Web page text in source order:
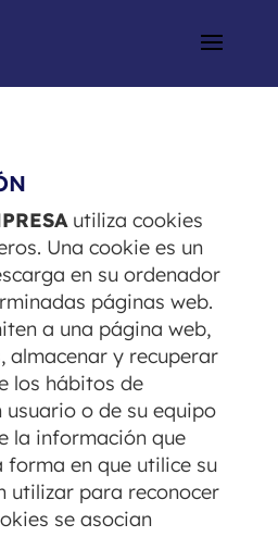
utiliza cookies
Una cookie es un
en su ordenador
páginas web.
a una página web,
almacenar y recuperar
los hábitos de
usuario o de su equipo
la información que
forma en que utilice su
utilizar para reconocer
se asocian